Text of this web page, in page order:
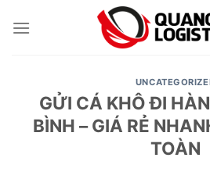
GỬI CÁ KHÔ ĐI
BÌNH – GIÁ RẺ
TOÀN